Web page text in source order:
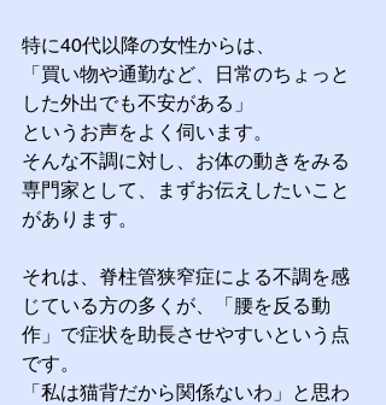
特に40代以降の女性からは、
「買い物や通勤など、日常のちょっと
した外出でも不安がある」
というお声をよく伺います。
そんな不調に対し、お体の動きをみる
専門家として、まずお伝えしたいこと
があります。
それは、脊柱管狭窄症による不調を感
じている方の多くが、「腰を反る動
作」で症状を助長させやすいという点
です。
「私は猫背だから関係ないわ」と思わ